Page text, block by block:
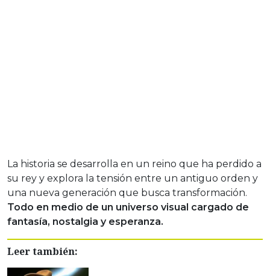
La historia se desarrolla en un reino que ha perdido a
su rey y explora la tensión entre un antiguo orden y
una nueva generación que busca transformación.
Todo en medio de un universo visual cargado de
fantasía, nostalgia y esperanza.
Leer también: